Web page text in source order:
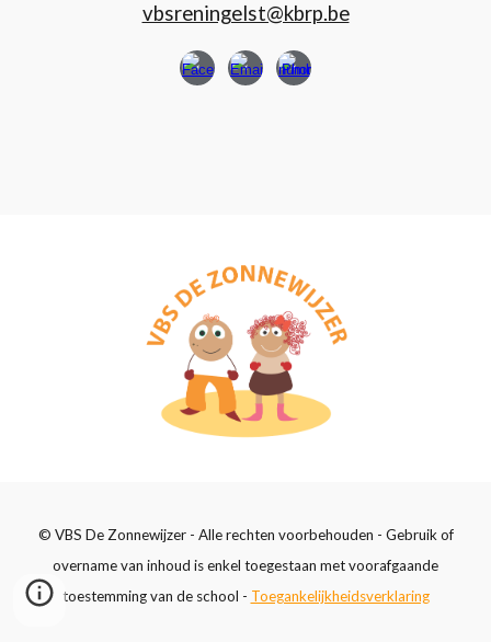
vbsreningelst@kbrp.be
© VBS De Zonnewijzer - Alle rechten voorbehouden - Gebruik of
overname van inhoud is enkel toegestaan met voorafgaande
toestemming van de school - Toegankelijkheidsverklaring